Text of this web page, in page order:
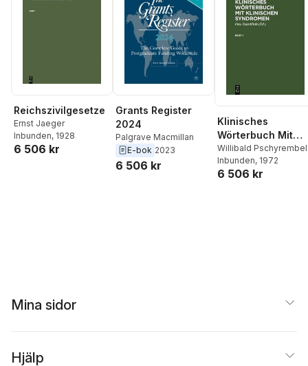
Reichszivilgesetze
Ernst Jaeger
Inbunden, 1928
6 506 kr
Grants Register
2024
Palgrave Macmillan
E-bok 2023
6 506 kr
Klinisches
Wörterbuch Mit
Klinischen
Syndromen
Willibald Pschyrembel
Inbunden, 1972
6 506 kr
Mina sidor
Hjälp